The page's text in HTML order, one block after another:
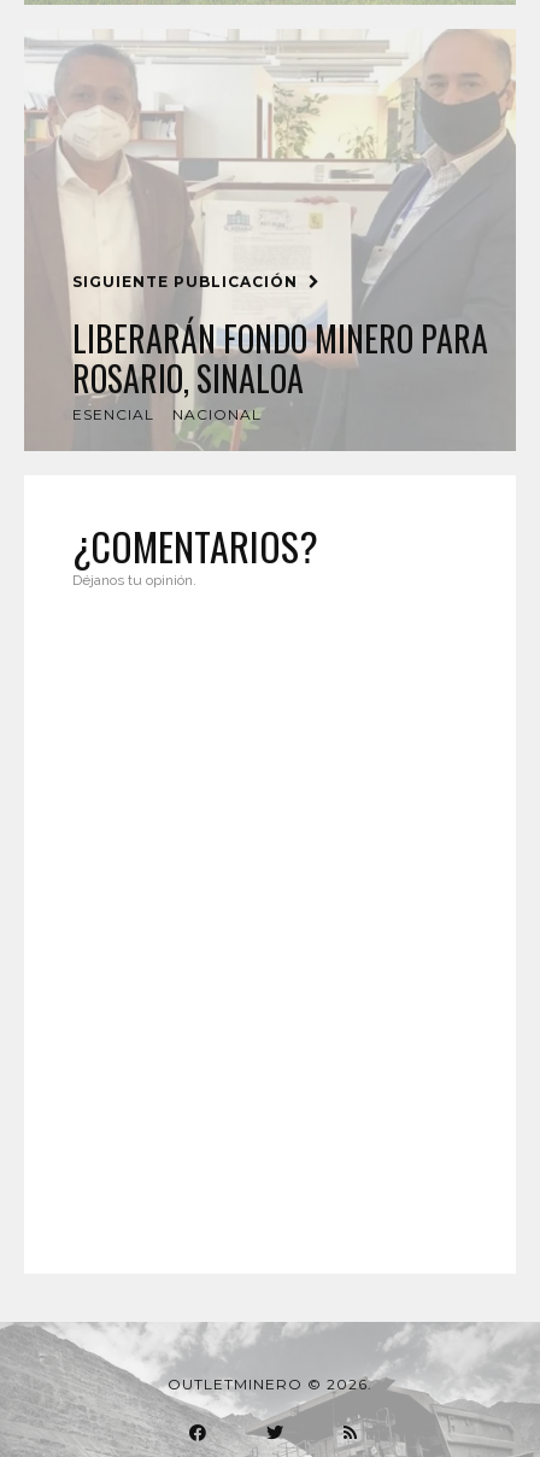
SIGUIENTE PUBLICACIÓN
LIBERARÁN FONDO MINERO PARA
ROSARIO, SINALOA
ESENCIAL NACIONAL
¿COMENTARIOS?
Déjanos tu opinión.
OUTLETMINERO © 2026.